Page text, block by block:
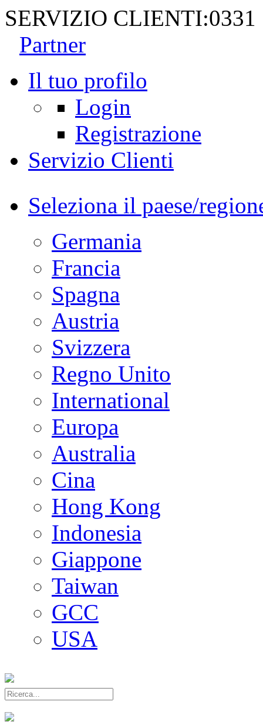
SERVIZIO CLIENTI:0331
Partner
Il tuo profilo
Login
Registrazione
Servizio Clienti
Seleziona il paese/
Germania
Francia
Spagna
Austria
Svizzera
Regno Unito
International
Europa
Australia
Cina
Hong Kong
Indonesia
Giappone
Taiwan
GCC
USA